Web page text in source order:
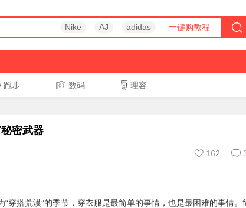
Nike AJ adidas 一键购教程
跑步 数码 理容
密武器
162
穿搭荒漠”的季节，穿衣服是最简单的事情，也是最困难的事情。